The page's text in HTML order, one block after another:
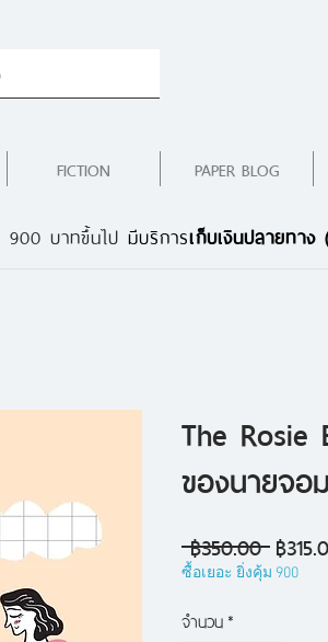
FICTION PAPER BLOG
The Rosie
ของนายจอ
฿350.00 ราคา
ปกติ
฿
ซื้อเยอะ ยิ่งคุ้ม 900
จำนวน*
บาทขึ้นไป มีบริการเก็บเงินปลายทาง